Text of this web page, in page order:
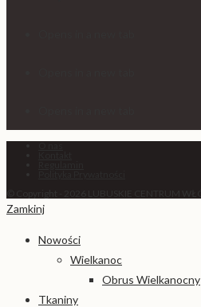
Zamkinj
Nowości
Wielkanoc
Obrus Wielkanocny
Tkaniny